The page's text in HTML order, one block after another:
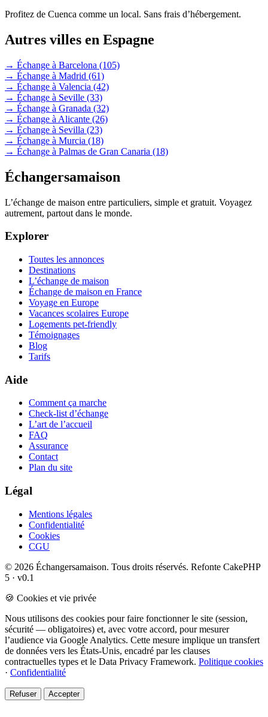
Profitez de Cuenca comme un local. Sans frais d’hébergement.
Autres villes en Espagne
→ Échange à Barcelona (105)
→ Échange à Madrid (61)
→ Échange à Valencia (42)
→ Échange à Seville (33)
→ Échange à Granada (32)
→ Échange à Alicante (26)
→ Échange à Sevilla (23)
→ Échange à Murcia (18)
→ Échange à Palmas de Gran Canaria (18)
Échangersamaison
L’échange de maison entre particuliers, simple et gratuit. Voyagez
autrement, partout dans le monde.
Explorer
Toutes les annonces
Destinations
L’échange de maison
Échange de maison en France
Voyage en Europe
Vacances scolaires Europe
Logements pet-friendly
Témoignages
Blog
Tarifs
Aide
Comment ça marche
Check-list d’échange
L’art de l’accueil
FAQ
Assurance
Contact
Plan du site
Légal
Mentions légales
Confidentialité
Cookies
CGU
© 2026 Échangersamaison. Tous droits réservés. Refonte CakePHP
5 · v0.1
🍪 Cookies et vie privée
Nous utilisons des cookies pour faire fonctionner le site (session,
sécurité — obligatoires) et, avec votre accord, pour mesurer
l’audience via Google Analytics. Cette mesure implique un transfert
de données vers les États-Unis, encadré par les clauses
contractuelles types et le Data Privacy Framework. Politique cookies
· Confidentialité
Refuser Accepter